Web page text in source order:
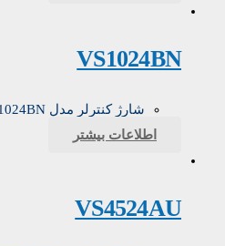
VS1024BN
شارژ کنترلر مدل VS1024BN سری PWM برند EPEVER
اطلاعات بیشتر
VS4524AU